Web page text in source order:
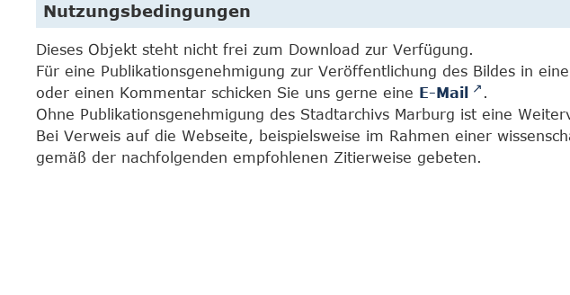
Nutzungsbedingungen
Dieses Objekt steht nicht frei zum Download zur Verfügung.
Für eine Publikationsgenehmigung zur Veröffentlichung des Bildes in
oder einen Kommentar schicken Sie uns gerne eine E-Mail
.
Ohne Publikationsgenehmigung des Stadtarchivs Marburg ist eine
Bei Verweis auf die Webseite, beispielsweise im Rahmen einer
gemäß der nachfolgenden empfohlenen Zitierweise gebeten.